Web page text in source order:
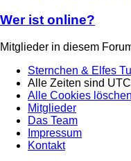
Wer ist online?
Mitglieder in diesem
Sternchen & Elfes
Alle Zeiten sind
Alle Cookies löschen
Mitglieder
Das Team
Impressum
Kontakt